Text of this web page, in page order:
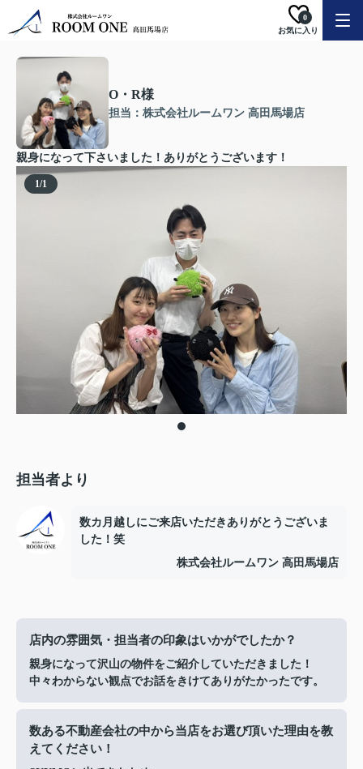
お気に入り
0
O・R様
担当：株式会社ルームワン 高田馬場店
親身になって下さいました！ありがとうございます！
1/1
担当者より
数カ月越しにご来店いただきありがとうございま
した！笑
株式会社ルームワン 高田馬場店
店内の雰囲気・担当者の印象はいかがでしたか？
親身になって沢山の物件をご紹介していただきました！
中々わからない観点でお話をきけてありがたかったです。
数ある不動産会社の中から当店をお選び頂いた理由を教
えてください！